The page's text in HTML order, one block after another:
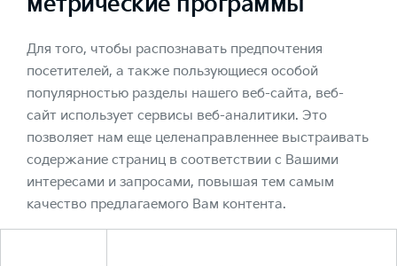
Для того, чтобы распознавать предпочтения
посетителей, а также пользующиеся особой
популярностью разделы нашего веб-сайта, веб-
сайт использует сервисы веб-аналитики. Это
позволяет нам еще целенаправленнее выстраивать
содержание страниц в соответствии с Вашими
интересами и запросами, повышая тем самым
качество предлагаемого Вам контента.